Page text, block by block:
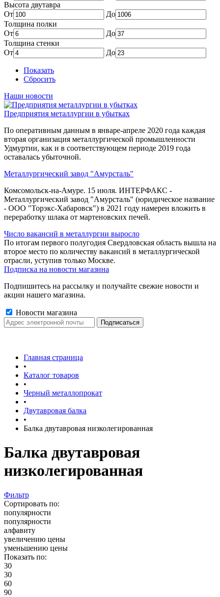
Высота двутавра
От
До
Толщина полки
От
До
Толщина стенки
От
До
Показать
Сбросить
Наши новости
Предприятия металлургии в убытках
По оперативным данным в январе-апреле 2020 года каждая
вторая организация металлургической промышленности
Удмуртии, как и в соответствующем периоде 2019 года
оставалась убыточной.
Металлургический завод "Амурсталь"
Комсомольск-на-Амуре. 15 июля. ИНТЕРФАКС -
Металлургический завод "Амурсталь" (юридическое название
- ООО "Торэкс-Хабаровск") в 2021 году намерен вложить в
переработку шлака от мартеновских печей.
Число вакансий в металлургии выросло
По итогам первого полугодия Свердловская область вышла на
второе место по количеству вакансий в металлургической
отрасли, уступив только Москве.
Подписка на новости магазина
Подпишитесь на рассылку и получайте свежие новости и
акции нашего магазина.
Новости магазина
Главная страница
•
Каталог товаров
•
Черный металлопрокат
•
Двутавровая балка
•
Балка двутавровая низколегированная
Балка двутавровая
низколегированная
Фильтр
Сортировать по:
популярности
популярности
алфавиту
увеличению цены
уменьшению цены
Показать по:
30
30
60
90